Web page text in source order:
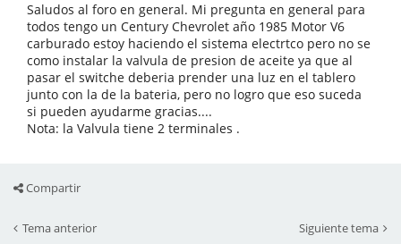
Saludos al foro en general. Mi pregunta en general para
todos tengo un Century Chevrolet año 1985 Motor V6
carburado estoy haciendo el sistema electrtco pero no se
como instalar la valvula de presion de aceite ya que al
pasar el switche deberia prender una luz en el tablero
junto con la de la bateria, pero no logro que eso suceda
si pueden ayudarme gracias....
Nota: la Valvula tiene 2 terminales .
Compartir
Tema anterior Siguiente tema